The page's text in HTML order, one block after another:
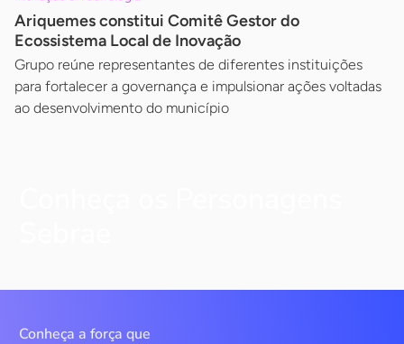
Ariquemes constitui Comitê Gestor do
Ecossistema Local de Inovação
Grupo reúne representantes de diferentes instituições
para fortalecer a governança e impulsionar ações voltadas
ao desenvolvimento do município
Conheça a força que